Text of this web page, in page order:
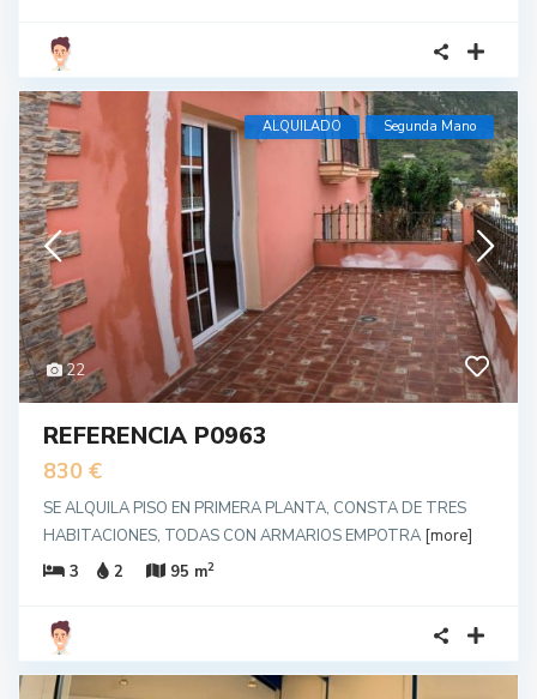
22
ALQUILADO Segunda Mano
REFERENCIA P0963
830 €
SE ALQUILA PISO EN PRIMERA PLANTA, CONSTA DE TRES
HABITACIONES, TODAS CON ARMARIOS EMPOTRA [more]
3
2 95 m2